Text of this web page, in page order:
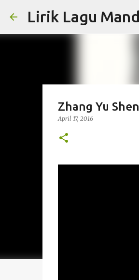
Lirik Lagu
Zhang Yu
April 17, 2016